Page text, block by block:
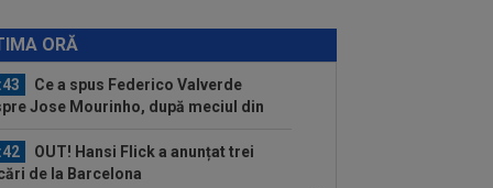
ORĂ
DGS 1. Roș-albaștrii, ”ca acasă”
Ce a spus Federico Valverde
Jose Mourinho, după meciul din
OUT! Hansi Flick a anunțat trei
de la Barcelona